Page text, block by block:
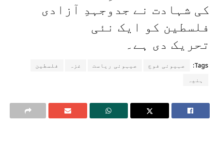
کی شہادت نے جدوجہدِ آزادی
فلسطین کو ایک نئی
تحریک دی ہے۔
Tags: صہیونی فوج صیہونی ریاست غزہ
فلسطین
ہنیہ